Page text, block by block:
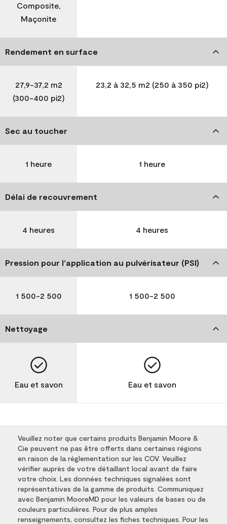
Composite,
Maçonite
Rendement en surface
27,9-37,2 m2
(300-400 pi2)
23,2 à 32,5 m2 (250 à 350 pi2)
Sec au toucher
1 heure 1 heure
Délai de recouvrement
4 heures 4 heures
Pression pour l’application au pulvérisateur (PSI)
1 500-2 500 1 500-2 500
Nettoyage
Eau et savon Eau et savon
Veuillez noter que certains produits Benjamin Moore &
Cie peuvent ne pas être offerts dans certaines régions
en raison de la réglementation sur les COV. Veuillez
vérifier auprès de votre détaillant local avant de faire
votre choix. Les données techniques signalées sont
représentatives de la gamme de produits. Communiquez
avec Benjamin MooreMD pour les valeurs de bases ou de
couleurs particulières. Pour de plus amples
renseignements, consultez les fiches techniques. Pour les